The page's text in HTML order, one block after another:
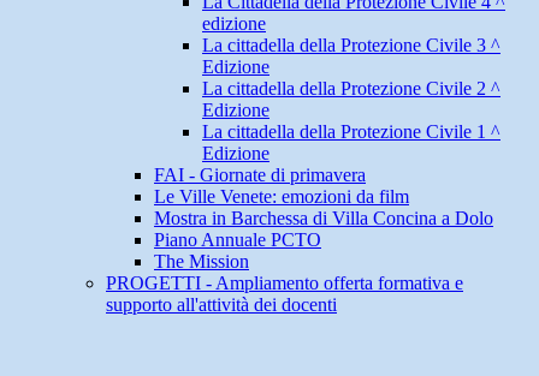
edizione
La cittadella della Protezione Civile 3 ^
Edizione
La cittadella della Protezione Civile 2 ^
Edizione
La cittadella della Protezione Civile 1 ^
Edizione
FAI - Giornate di primavera
Le Ville Venete: emozioni da film
Mostra in Barchessa di Villa Concina a Dolo
Piano Annuale PCTO
The Mission
PROGETTI - Ampliamento offerta formativa e
supporto all'attività dei docenti